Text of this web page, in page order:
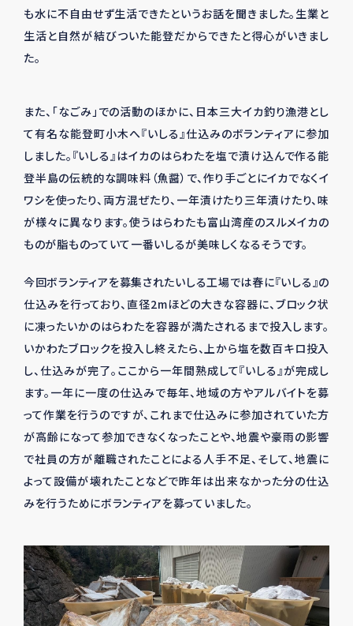
も水に不自由せず生活できたというお話を聞きました。生業と
生活と自然が結びついた能登だからできたと得心がいきまし
た。
また、「なごみ」での活動のほかに、日本三大イカ釣り漁港とし
て有名な能登町小木へ『いしる』仕込みのボランティアに参加
しました。『いしる』はイカのはらわたを塩で漬け込んで作る能
登半島の伝統的な調味料（魚醤）で、作り手ごとにイカでなくイ
ワシを使ったり、両方混ぜたり、一年漬けたり三年漬けたり、味
が様々に異なります。使うはらわたも富山湾産のスルメイカの
ものが脂ものっていて一番いしるが美味しくなるそうです。
今回ボランティアを募集されたいしる工場では春に『いしる』の
仕込みを行っており、直径2mほどの大きな容器に、ブロック状
に凍ったいかのはらわたを容器が満たされるまで投入します。
いかわたブロックを投入し終えたら、上から塩を数百キロ投入
し、仕込みが完了。ここから一年間熟成して『いしる』が完成し
ます。一年に一度の仕込みで毎年、地域の方やアルバイトを募
って作業を行うのですが、これまで仕込みに参加されていた方
が高齢になって参加できなくなったことや、地震や豪雨の影響
で社員の方が離職されたことによる人手不足、そして、地震に
よって設備が壊れたことなどで昨年は出来なかった分の仕込
みを行うためにボランティアを募っていました。